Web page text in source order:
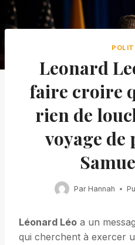
Leonard
faire croire
rien de
voyage de
Par Hannah
Léonard Léo a un
qui cherchent à exercer